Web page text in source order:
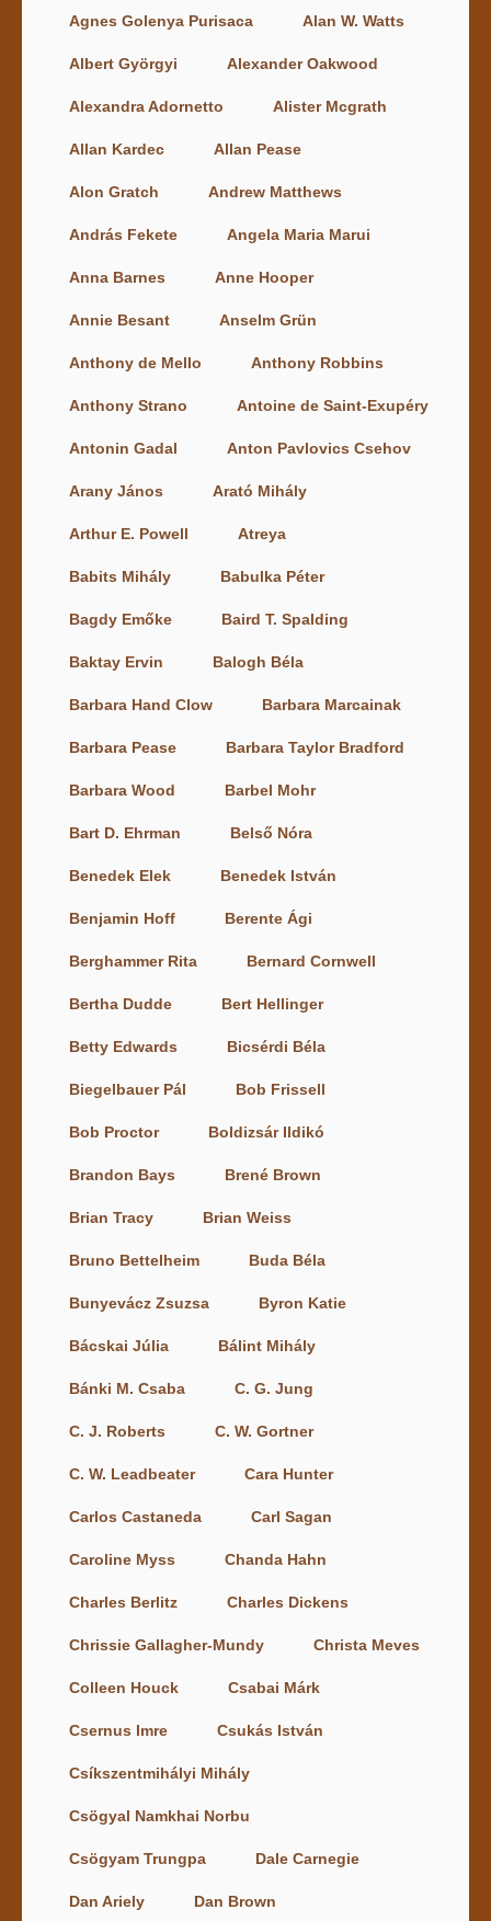
Agnes Golenya Purisaca Alan W. Watts
Albert Györgyi Alexander Oakwood
Alexandra Adornetto Alister Mcgrath
Allan Kardec Allan Pease
Alon Gratch Andrew Matthews
András Fekete Angela Maria Marui
Anna Barnes Anne Hooper
Annie Besant Anselm Grün
Anthony de Mello Anthony Robbins
Anthony Strano Antoine de Saint-Exupéry
Antonin Gadal Anton Pavlovics Csehov
Arany János Arató Mihály
Arthur E. Powell Atreya
Babits Mihály Babulka Péter
Bagdy Emőke Baird T. Spalding
Baktay Ervin Balogh Béla
Barbara Hand Clow Barbara Marcainak
Barbara Pease Barbara Taylor Bradford
Barbara Wood Barbel Mohr
Bart D. Ehrman Belső Nóra
Benedek Elek Benedek István
Benjamin Hoff Berente Ági
Berghammer Rita Bernard Cornwell
Bertha Dudde Bert Hellinger
Betty Edwards Bicsérdi Béla
Biegelbauer Pál Bob Frissell
Bob Proctor Boldizsár Ildikó
Brandon Bays Brené Brown
Brian Tracy Brian Weiss
Bruno Bettelheim Buda Béla
Bunyevácz Zsuzsa Byron Katie
Bácskai Júlia Bálint Mihály
Bánki M. Csaba C. G. Jung
C. J. Roberts C. W. Gortner
C. W. Leadbeater Cara Hunter
Carlos Castaneda Carl Sagan
Caroline Myss Chanda Hahn
Charles Berlitz Charles Dickens
Chrissie Gallagher-Mundy Christa Meves
Colleen Houck Csabai Márk
Csernus Imre Csukás István
Csíkszentmihályi Mihály
Csögyal Namkhai Norbu
Csögyam Trungpa Dale Carnegie
Dan Ariely Dan Brown